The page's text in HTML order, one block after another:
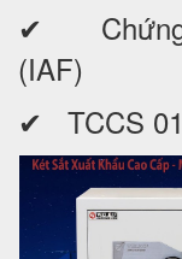
✔ Chứng
(IAF)
✔ TCCS